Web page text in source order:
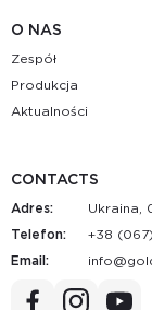
O NAS
Zespół
Produkcja
Aktualności
CONTACTS
Adres:
Ukraina,
Telefon:
+38
Email: